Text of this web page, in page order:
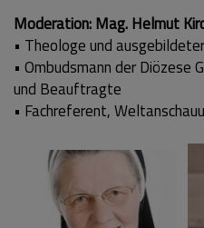
Moderation: Mag. Helmut
• Theologe und
• Ombudsmann der Diözese
und Beauftragte
• Fachreferent,